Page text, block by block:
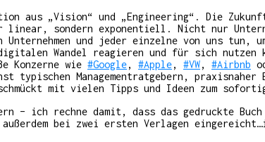
aus „Vision“ und „Engineering“. Die
linear, sondern exponentiell. Nicht nur
Unternehmen und jeder einzelne von uns
Wandel reagieren und für sich nutzen
Konzerne wie #Google, #Apple, #VW, #Airbnb
typischen Managementratgebern,
mit vielen Tipps und Ideen zum
– ich rechne damit, dass das gedruckte
bei zwei ersten Verlagen